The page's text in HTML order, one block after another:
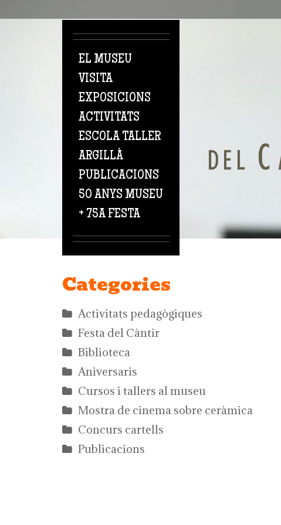
EL MUSEU
VISITA
EXPOSICIONS
ACTIVITATS
ESCOLA TALLER
ARGILLÀ
PUBLICACIONS
50 ANYS MUSEU
+ 75A FESTA
Categories
Activitats pedagògiques
Festa del Càntir
Biblioteca
Aniversaris
Cursos i tallers al museu
Mostra de cinema sobre ceràmica
Concurs cartells
Publicacions